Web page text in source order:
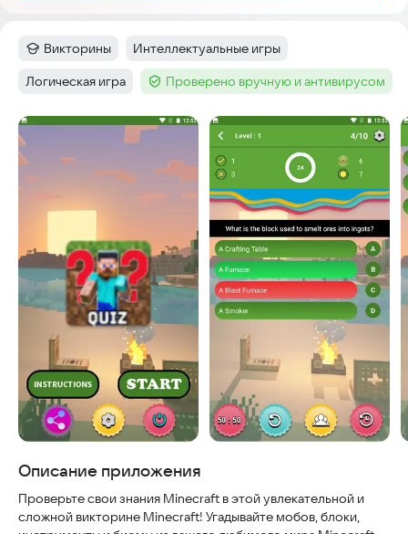
Категория:
Викторины Тег:
Интеллектуальные игры
Тег :
Логическая игра Тег :Проверено вручную и антивирусом
Скриншоты
Описание приложения
Проверьте свои знания Minecraft в этой увлекательной и
сложной викторине Minecraft! Угадывайте мобов, блоки,